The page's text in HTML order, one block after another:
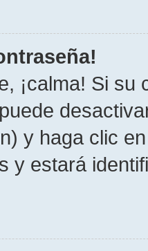
¡calma! Si su
y haga clic
y estará